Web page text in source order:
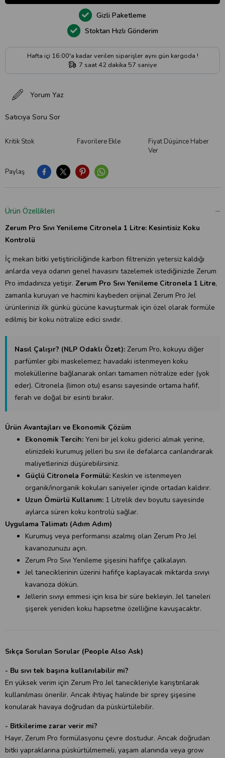
Paylaş
Kritik Stok Favorilere Ekle
Fiyat Düşünce Haber
Ver
Yorum Yaz
Satıcıya Soru Sor
Hafta içi 16:00'a kadar verilen siparişler aynı gün kargoda !
7 saat42 dakika 56 saniye
Stoktan Hızlı Gönderim
Gizli Paketleme
Ürün Özellikleri
Zerum Pro Sıvı Yenileme Citronela 1 Litre: Kesintisiz Koku
Kontrolü
İç mekan bitki yetiştiriciliğinde karbon filtrenizin yetersiz kaldığı
anlarda veya odanın genel havasını tazelemek istediğinizde Zerum
Pro imdadınıza yetişir. Zerum Pro Sıvı Yenileme Citronela 1 Litre,
zamanla kuruyan ve hacmini kaybeden orijinal Zerum Pro Jel
ürünlerinizi ilk günkü gücüne kavuşturmak için özel olarak formüle
edilmiş bir koku nötralize edici sıvıdır.
Nasıl Çalışır? (NLP Odaklı Özet): Zerum Pro, kokuyu diğer
parfümler gibi maskelemez; havadaki istenmeyen koku
moleküllerine bağlanarak onları tamamen nötralize eder (yok
eder). Citronela (limon otu) esansı sayesinde ortama hafif,
ferah ve doğal bir esinti bırakır.
Ürün Avantajları ve Ekonomik Çözüm
Ekonomik Tercih: Yeni bir jel koku giderici almak yerine,
elinizdeki kurumuş jelleri bu sıvı ile defalarca canlandırarak
maliyetlerinizi düşürebilirsiniz.
Güçlü Citronela Formülü: Keskin ve istenmeyen
organik/inorganik kokuları saniyeler içinde ortadan kaldırır.
Uzun Ömürlü Kullanım: 1 Litrelik dev boyutu sayesinde
aylarca süren koku kontrolü sağlar.
Uygulama Talimatı (Adım Adım)
Kurumuş veya performansı azalmış olan Zerum Pro Jel
kavanozunuzu açın.
Zerum Pro Sıvı Yenileme şişesini hafifçe çalkalayın.
Jel taneciklerinin üzerini hafifçe kaplayacak miktarda sıvıyı
kavanoza dökün.
Jellerin sıvıyı emmesi için kısa bir süre bekleyin. Jel taneleri
şişerek yeniden koku hapsetme özelliğine kavuşacaktır.
Sıkça Sorulan Sorular (People Also Ask)
- Bu sıvı tek başına kullanılabilir mi?
En yüksek verim için Zerum Pro Jel tanecikleriyle karıştırılarak
kullanılması önerilir. Ancak ihtiyaç halinde bir sprey şişesine
konularak havaya doğrudan da püskürtülebilir.
- Bitkilerime zarar verir mi?
Hayır, Zerum Pro formülasyonu çevre dostudur. Ancak doğrudan
bitki yapraklarına püskürtülmemeli, yaşam alanında veya grow